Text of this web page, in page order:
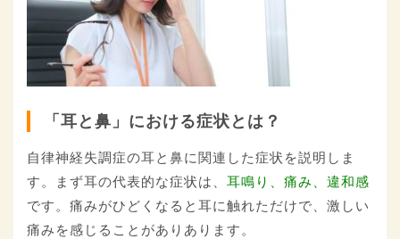
「耳と鼻」における症状とは？
自律神経失調症の耳と鼻に関連した症状を説明しま
す。まず耳の代表的な症状は、 耳鳴り、痛み、違和感
です。痛みがひどくなると耳に触れただけで、激しい
痛みを感じることがありあります。